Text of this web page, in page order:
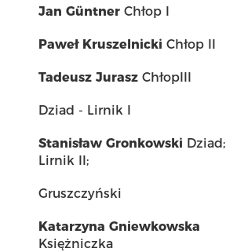
Jan Güntner Chłop I
Paweł Kruszelnicki Chłop II
Tadeusz Jurasz ChłopIII
Dziad - Lirnik I
Stanisław Gronkowski Dziad;
Lirnik II;
Gruszczyński
Katarzyna Gniewkowska
Księżniczka